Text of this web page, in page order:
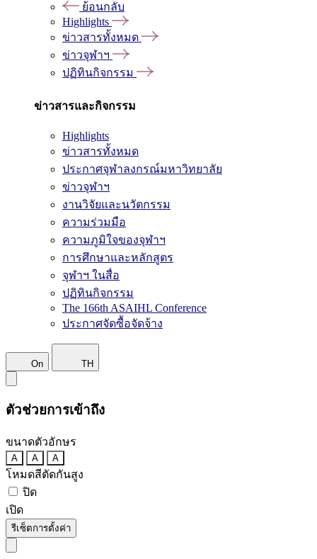
ย้อนกลับ
Highlights
ข่าวสารทั้งหมด
ข่าวจุฬาฯ
ปฏิทินกิจกรรม
ข่าวสารและกิจกรรม
Highlights
ข่าวสารทั้งหมด
ประกาศจุฬาลงกรณ์มหาวิทยาลัย
ข่าวจุฬาฯ
งานวิจัยและนวัตกรรม
ความร่วมมือ
ความภูมิใจของจุฬาฯ
การศึกษาและหลักสูตร
จุฬาฯ ในสื่อ
ปฏิทินกิจกรรม
The 166th ASAIHL Conference
ประกาศจัดซื้อจัดจ้าง
On TH
ตัวช่วยการเข้าถึง
ขนาดตัวอักษร
A A A
โหมดสีตัดกันสูง
ปิด
เปิด
รีเซ็ตการตั้งค่า